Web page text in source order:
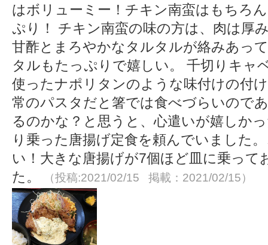
はボリューミー！チキン南蛮はもちろ
ぷり！ チキン南蛮の味の方は、肉は厚
甘酢とまろやかなタルタルが絡みあっ
タルもたっぷりで嬉しい。 千切りキャ
使ったナポリタンのような味付けの付
常のパスタだと箸では食べづらいので
るのかな？と思うと、心遣いが嬉しか
り乗った唐揚げ定食を頼んでいました
い！大きな唐揚げが7個ほど皿に乗って
た。
（投稿:2021/02/15 掲載：2021/02/15）